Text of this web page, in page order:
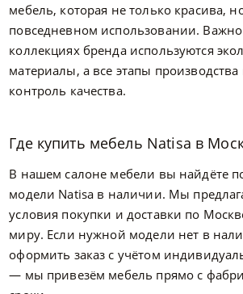
мебель, которая не только красива,
повседневном использовании. Важно
коллекциях бренда используются
материалы, а все этапы производства
контроль качества.
Где купить мебель Natisa в
В нашем салоне мебели вы найдёте
модели Natisa в наличии. Мы
условия покупки и доставки по
миру. Если нужной модели нет в
оформить заказ с учётом
— мы привезём мебель прямо с